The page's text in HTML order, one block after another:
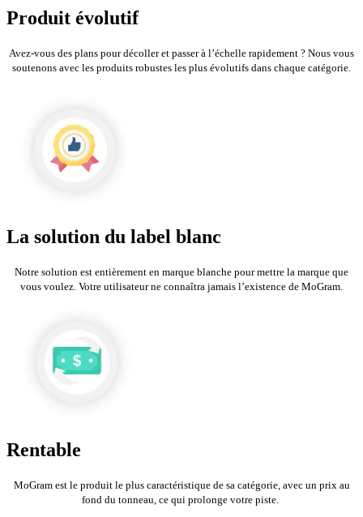
Produit évolutif
Avez-vous des plans pour décoller et passer à l’échelle rapidement ? Nous vous
soutenons avec les produits robustes les plus évolutifs dans chaque catégorie.
La solution du label blanc
Notre solution est entièrement en marque blanche pour mettre la marque que
vous voulez. Votre utilisateur ne connaîtra jamais l’existence de MoGram.
Rentable
MoGram est le produit le plus caractéristique de sa catégorie, avec un prix au
fond du tonneau, ce qui prolonge votre piste.